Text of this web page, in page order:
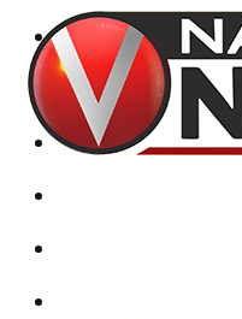
दिल्ली/NCR
राजनीति
कारोबार